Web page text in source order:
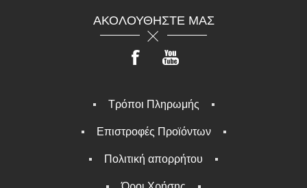
ΑΚΟΛΟΥΘΉΣΤΕ ΜΑΣ
Τρόποι Πληρωμής
Επιστροφές Προϊόντων
Πολιτική απορρήτου